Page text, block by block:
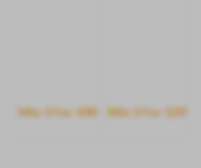
Mix 3 for 100 Mix 3 for 129